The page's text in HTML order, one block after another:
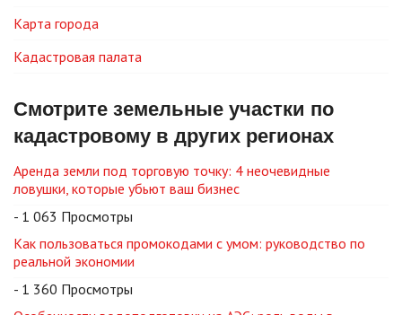
Карта города
Кадастровая палата
Смотрите земельные участки по
кадастровому в других регионах
Аренда земли под торговую точку: 4 неочевидные
ловушки, которые убьют ваш бизнес
- 1 063 Просмотры
Как пользоваться промокодами с умом: руководство по
реальной экономии
- 1 360 Просмотры